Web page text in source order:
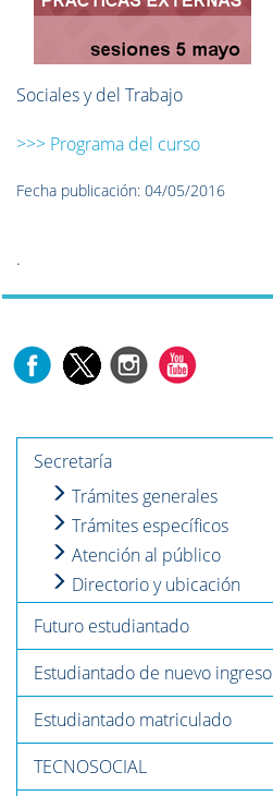
Sociales y del Trabajo
>>> Programa del curso
Fecha publicación: 04/05/2016
.
Secretaría
Trámites generales
Trámites específicos
Atención al público
Directorio y ubicación
Futuro estudiantado
Estudiantado de nuevo ingreso
Estudiantado matriculado
TECNOSOCIAL